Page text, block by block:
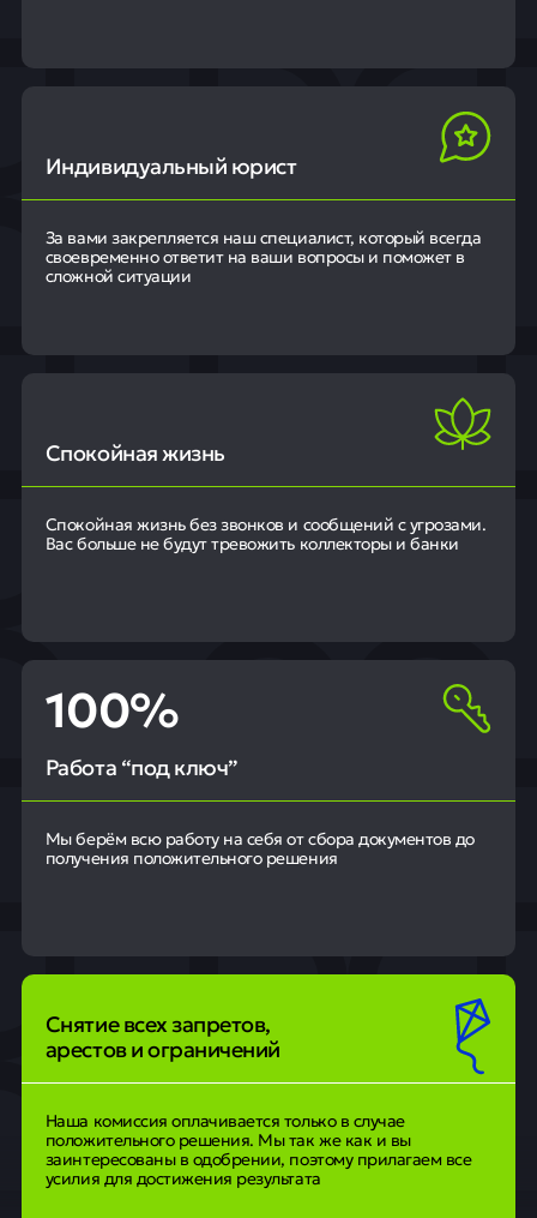
Индивидуальный юрист
За вами закрепляется наш специалист, который всегда
своевременно ответит на ваши вопросы и поможет в
сложной ситуации
Спокойная жизнь
Спокойная жизнь без звонков и сообщений с угрозами.
Вас больше не будут тревожить коллекторы и банки
100%
Работа “под ключ”
Мы берём всю работу на себя от сбора документов до
получения положительного решения
Снятие всех запретов,
арестов и ограничений
Наша комиссия оплачивается только в случае
положительного решения. Мы так же как и вы
заинтересованы в одобрении, поэтому прилагаем все
усилия для достижения результата